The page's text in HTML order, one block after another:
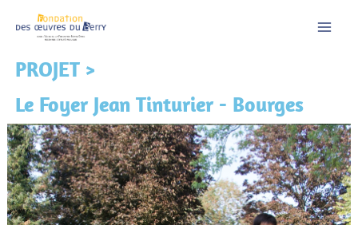
PROJET >
Le Foyer Jean Tinturier - Bourges